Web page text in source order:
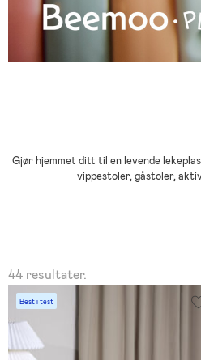
Gjør hjemmet ditt til en levende
vippestoler, gåstoler,
44 resultater.
Best i test